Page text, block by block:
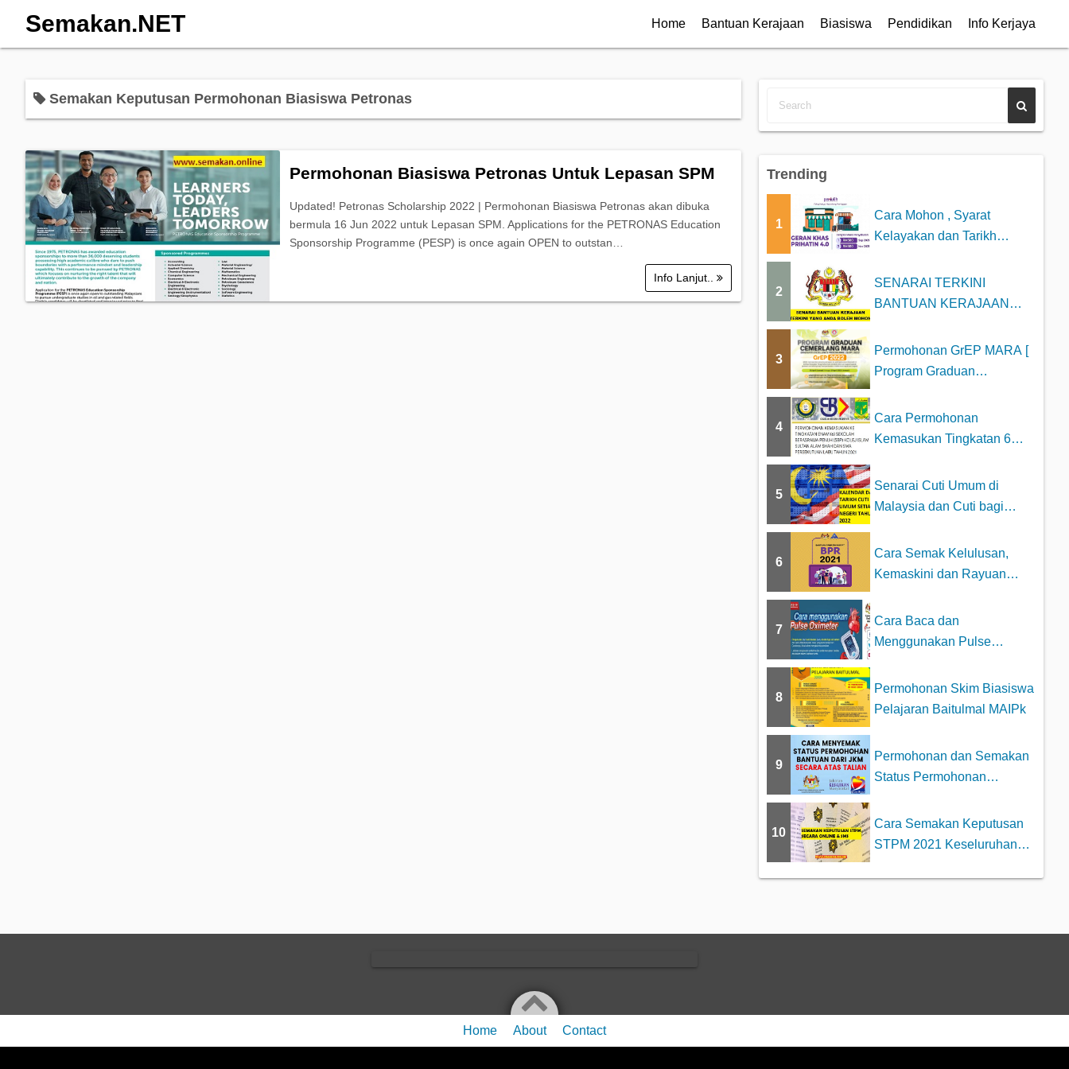
Semakan.NET Home Bantuan Kerajaan Biasiswa Pendidikan Info Kerjaya
Semakan Keputusan Permohonan Biasiswa Petronas
Permohonan Biasiswa Petronas Untuk Lepasan SPM
Updated! Petronas Scholarship 2022 | Permohonan Biasiswa Petronas akan dibuka
bermula 16 Jun 2022 untuk Lepasan SPM. Applications for the PETRONAS Education
Sponsorship Programme (PESP) is once again OPEN to outstan…
Info Lanjut..
Trending
1
Cara Mohon , Syarat
Kelayakan dan Tarikh
2
SENARAI TERKINI
BANTUAN KERAJAAN
MOHON
3
Permohonan GrEP MARA [
Program Graduan
4
Cara Permohonan
Kemasukan Tingkatan 6
Penuh...
5
Senarai Cuti Umum di
Malaysia dan Cuti bagi
6
Cara Semak Kelulusan,
Kemaskini dan Rayuan
7
Cara Baca dan
Menggunakan Pulse
8
Permohonan Skim Biasiswa
Pelajaran Baitulmal MAIPk
9
Permohonan dan Semakan
Status Permohonan
10
Cara Semakan Keputusan
STPM 2021 Keseluruhan
Home About Contact